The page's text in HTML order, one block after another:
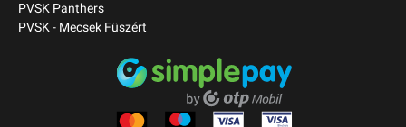
PVSK Panthers
PVSK - Mecsek Füszért